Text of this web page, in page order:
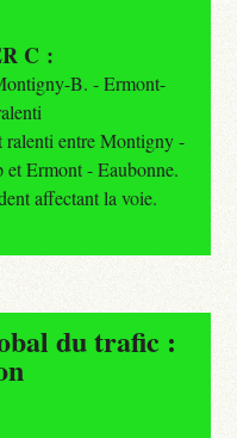
C :
B. - Ermont-
ralenti entre Montigny -
et Ermont - Eaubonne.
affectant la voie.
du trafic :